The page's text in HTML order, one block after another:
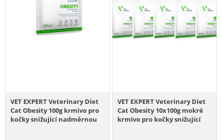
VET EXPERT Veterinary Diet
Cat Obesity 100g krmivo pro
kočky snižující nadměrnou
VET EXPERT Veterinary Diet
Cat Obesity 10x100g mokré
krmivo pro kočky snižující